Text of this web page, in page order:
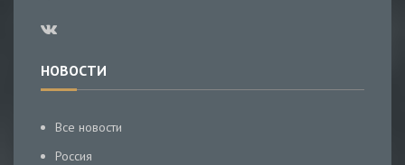
НОВОСТИ
Все новости
Россия